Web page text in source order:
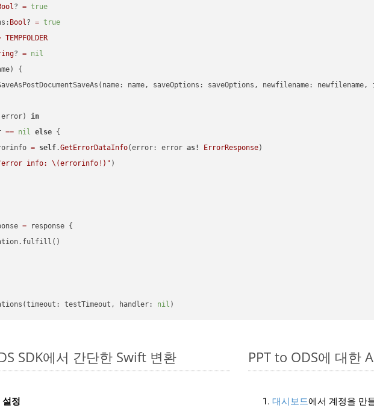
? = true
Bool? = true
TEMPFOLDER
? = nil
{
name, saveOptions: saveOptions, newfilename:
error)
in
== nil else {
= self.GetErrorDataInfo(error: error as! ErrorResponse)
info: \(errorinfo ! ) " )
= response {
testTimeout, handler: nil
SDK에서 간단한 Swift 변환
정
PPT to ODS에 대한
대시보드에서 계정을 만